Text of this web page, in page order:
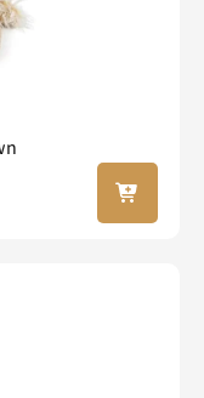
In jouw
winkel